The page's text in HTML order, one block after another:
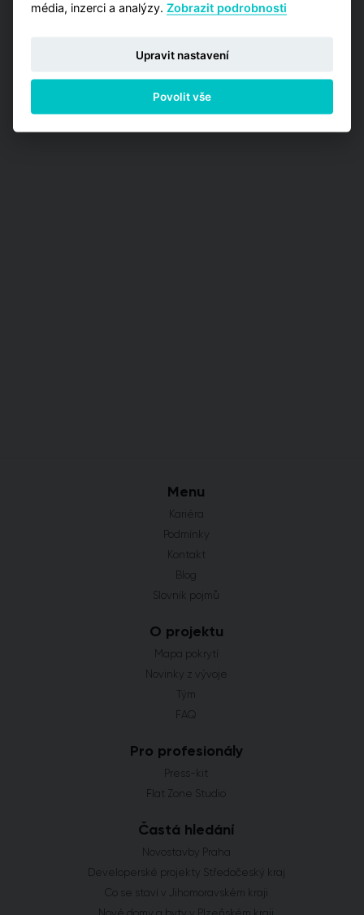
jednu z detailních analýz vypracovaných pro
PŘEJÍT NA ANALÝZY
Menu
Kariéra
Podmínky
Kontakt
Blog
Slovník pojmů
O projektu
Mapa pokrytí
Novinky z vývoje
Tým
FAQ
Pro profesionály
Press-kit
Flat Zone Studio
Častá hledání
Novostavby Praha
Developerské projekty Středočeský kraj
Co se staví v Jihomoravském kraji
média, inzerci a analýzy.Zobrazit podrobnosti
Upravit nastavení
Povolit vše